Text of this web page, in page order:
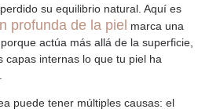
su equilibrio natural. Aquí es
profunda de la piel marca una
actúa más allá de la superficie,
capas internas lo que tu piel ha
puede tener múltiples causas: el